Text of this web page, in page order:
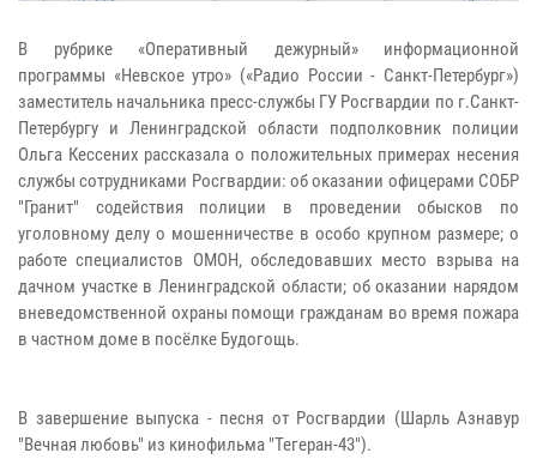
В рубрике «Оперативный дежурный» информационной
программы «Невское утро» («Радио России - Санкт-Петербург»)
заместитель начальника пресс-службы ГУ Росгвардии по г.Санкт-
Петербургу и Ленинградской области подполковник полиции
Ольга Кессених рассказала о положительных примерах несения
службы сотрудниками Росгвардии: об оказании офицерами СОБР
"Гранит" содействия полиции в проведении обысков по
уголовному делу о мошенничестве в особо крупном размере; о
работе специалистов ОМОН, обследовавших место взрыва на
дачном участке в Ленинградской области; об оказании нарядом
вневедомственной охраны помощи гражданам во время пожара
в частном доме в посёлке Будогощь.
В завершение выпуска - песня от Росгвардии (Шарль Азнавур
"Вечная любовь" из кинофильма "Тегеран-43").